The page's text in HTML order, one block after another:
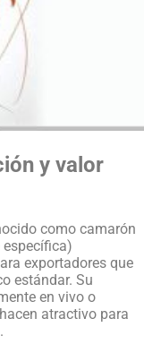
y valor
como camarón
específica)
exportadores que
estándar. Su
en vivo o
atractivo para